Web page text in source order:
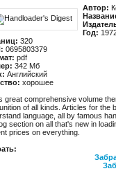
Автор:
Год:
320
0695803379
pdf
342 Мб
Английский
хорошее
great comprehensive volume
of all kinds. Articles for the
language, all by famous
section on all that's new in
prices on everything.